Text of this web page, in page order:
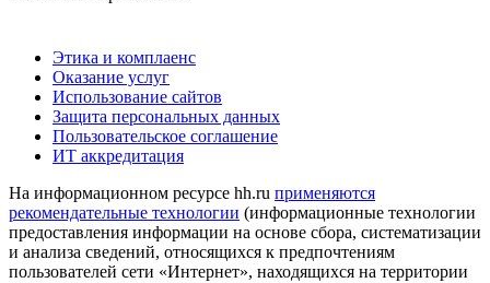
Этика и комплаенс
Оказание услуг
Использование сайтов
Защита персональных данных
Пользовательское соглашение
ИТ аккредитация
На информационном ресурсе hh.ru применяются
рекомендательные технологии (информационные технологии
предоставления информации на основе сбора, систематизации
и анализа сведений, относящихся к предпочтениям
пользователей сети «Интернет», находящихся на территории